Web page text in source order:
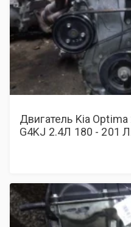
Двигатель Kia
G4KJ 2.4Л 180 - 201